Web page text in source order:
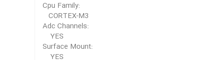
Cpu Family:
CORTEX-M3
Adc Channels:
YES
Surface Mount:
YES